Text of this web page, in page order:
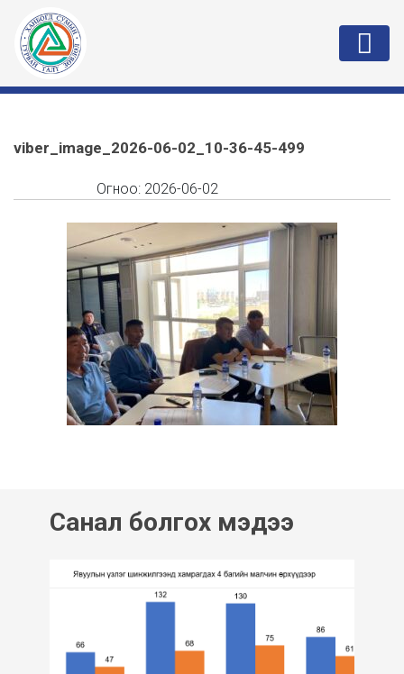
viber_image_2026-06-02_10-36-45-499
Огноо: 2026-06-02
Санал болгох мэдээ